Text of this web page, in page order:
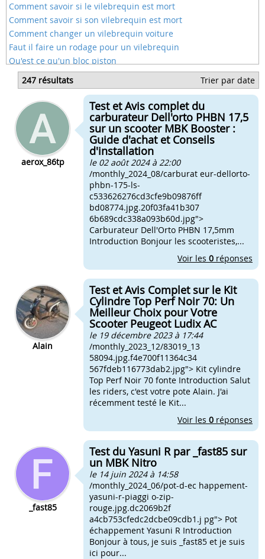
Comment savoir si le vilebrequin est mort
Comment savoir si son vilebrequin est mort
Comment changer un vilebrequin voiture
Faut il faire un rodage pour un vilebrequin
Qu'est ce qu'un bloc piston
Qu'est ce qu'un kit? moto
Qu'est ce qu'un pignon moto
Qu'est ce qu'un pignon: mécanique
Qu'est ce qu'un amorce de serrage
247 résultats Trier par date
aerox_86tp
Test et Avis complet du
carburateur Dell'orto PHBN 17,5
sur un scooter MBK Booster :
Guide d'achat et Conseils
d'installation
le 02 août 2024 à 22:00
/monthly_2024_08/carburat eur-dellorto-
phbn-175-ls-
c533626276cd3cfe9b09876ff
bd08774.jpg.20f03fa41b307
6b689cdc338a093b60d.jpg">
Carburateur Dell'Orto PHBN 17,5mm
Introduction Bonjour les scooteristes,...
Voir les 0 réponses
Alain
Test et Avis Complet sur le Kit
Cylindre Top Perf Noir 70: Un
Meilleur Choix pour Votre
Scooter Peugeot Ludix AC
le 19 décembre 2023 à 17:44
/monthly_2023_12/83019_13
58094.jpg.f4e700f11364c34
567fdeb116773dab2.jpg"> Kit cylindre
Top Perf Noir 70 fonte Introduction Salut
les riders, c'est votre pote Alain. J'ai
récemment testé le Kit...
Voir les 0 réponses
_fast85
Test du Yasuni R par _fast85 sur
un MBK Nitro
le 14 juin 2024 à 14:58
/monthly_2024_06/pot-d-ec happement-
yasuni-r-piaggi o-zip-
rouge.jpg.dc2069b2f
a4cb753cfedc2dcbe09cdb1.j pg"> Pot
échappement Yasuni R Introduction
Bonjour à tous, je suis _fast85 et je suis
ici pour...